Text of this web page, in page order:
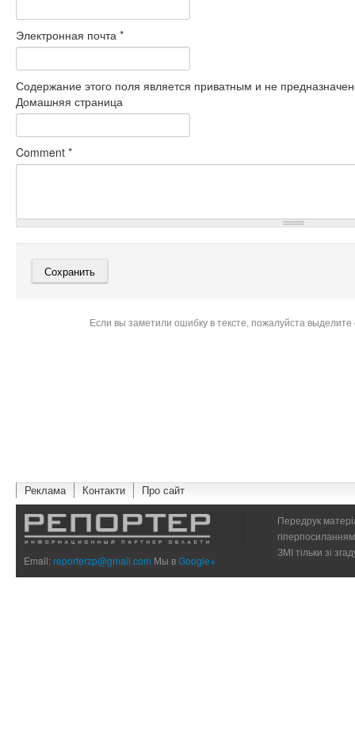
Электронная почта *
Содержание этого поля является приватным и не
Домашняя страница
Comment *
Если вы заметили ошибку в тексте, пожалуйста
Реклама Контакти Про сайт
Email:reporterzp@gmail.com Мы вGoogle+
Передрук
ЗМІ тільки зі